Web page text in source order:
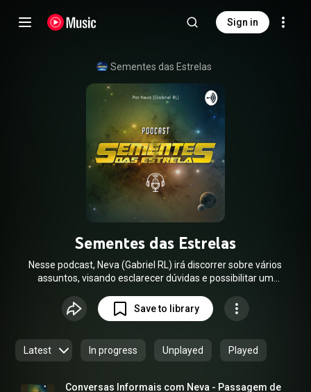
Sign in
Sementes das Estrelas
Sementes das Estrelas
Nesse podcast, Neva (Gabriel RL) irá discorrer sobre vários
assuntos, visando esclarecer dúvidas e possibilitar um
Sementes das Estrelas é apoiar a humanidade nesta época
especialíssima que vivemos neste momento: a ascensão do
esperada Nova Era. O significado disso tudo você pode
alcançar pelo autoconhecimento e pelas informações que
verdadeira essência e memória galáctica.
Save to library
Latest In progress Unplayed Played
Conversas Informais com Neva - Passagem de